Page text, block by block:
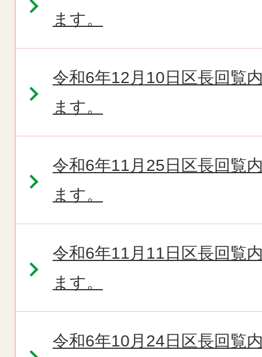
ます。
令和6年12月10日区長回覧
ます。
令和6年11月25日区長回覧
ます。
令和6年11月11日区長回覧
ます。
令和6年10月24日区長回覧